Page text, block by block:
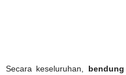
Secara keseluruhan,